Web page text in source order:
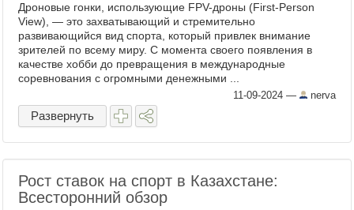
Дроновые гонки, использующие FPV-дроны (First-Person
View), — это захватывающий и стремительно
развивающийся вид спорта, который привлек внимание
зрителей по всему миру. С момента своего появления в
качестве хобби до превращения в международные
соревнования с огромными денежными ...
11-09-2024 — nerva
Развернуть
Рост ставок на спорт в Казахстане:
Всесторонний обзор